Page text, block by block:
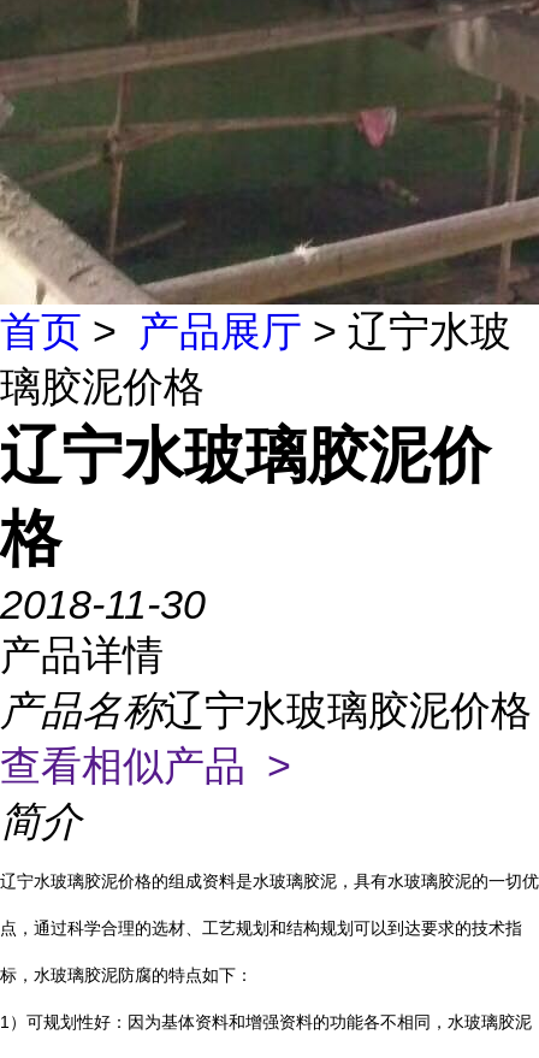
首页 > 产品展厅 > 辽宁水玻
璃胶泥价格
辽宁水玻璃胶泥价
格
2018-11-30
产品详情
产品名称辽宁水玻璃胶泥价格
查看相似产品 >
简介
辽宁水玻璃胶泥价格的组成资料是水玻璃胶泥，具有水玻璃胶泥的一切优
点，通过科学合理的选材、工艺规划和结构规划可以到达要求的技术指
标，水玻璃胶泥防腐的特点如下：
1 ）可规划性好：因为基体资料和增强资料的功能各不相同，水玻璃胶泥